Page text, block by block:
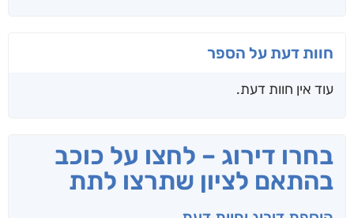
חוות דעת על הספר
עוד אין חוות דעת.
בחרו דירוג – לחצו על כוכב
בהתאם לציון שתרצו לתת